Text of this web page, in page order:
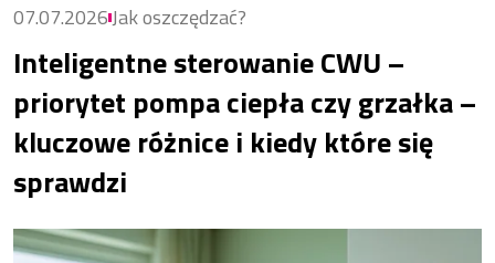
07.07.2026Jak oszczędzać?
Inteligentne sterowanie CWU –
priorytet pompa ciepła czy grzałka –
kluczowe różnice i kiedy które się
sprawdzi